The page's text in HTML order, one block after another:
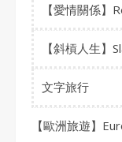
【愛情關係】
【斜槓人生】
文字旅行
【歐洲旅遊】